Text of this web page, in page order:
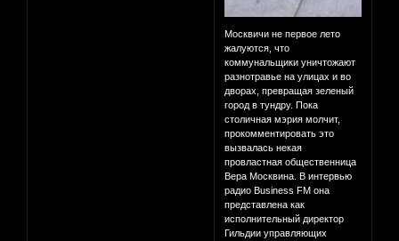
Москвичи не первое лето
жалуются, что
коммунальщики уничтожают
разнотравье на улицах и во
дворах, превращая зеленый
город в тундру. Пока
столичная мэрия молчит,
прокомментировать это
вызвалась некая
провластная общественница
Вера Москвина. В интервью
радио Business FM она
представлена как
исполнительный директор
Гильдии управляющих